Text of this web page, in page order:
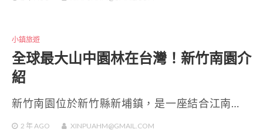
小鎮旅遊
全球最大山中園林在台灣！新竹南園介
紹
新竹南園位於新竹縣新埔鎮，是一座結合江南…
2 年 AGO XINPUAHM@GMAIL.COM